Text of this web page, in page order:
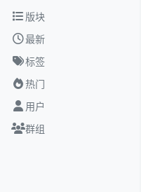
跳转至内容
版块
最新
标签
热门
用户
群组